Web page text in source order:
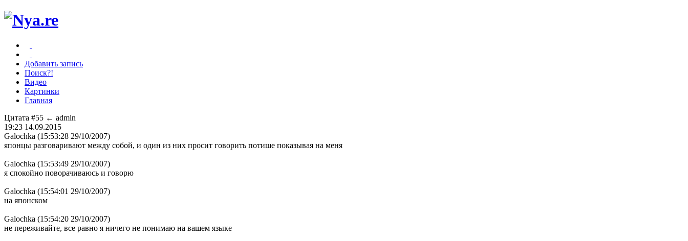
Добавить запись
Поиск?!
Видео
Картинки
Главная
Цитата #55 ← admin
19:23 14.09.2015
Galochka (15:53:28 29/10/2007)
японцы разговаривают между собой, и один из них просит говорить потише показывая на меня
Galochka (15:53:49 29/10/2007)
я спокойно поворачиваюсь и говорю
Galochka (15:54:01 29/10/2007)
на японском
Galochka (15:54:20 29/10/2007)
не переживайте, все равно я ничего не понимаю на вашем языке